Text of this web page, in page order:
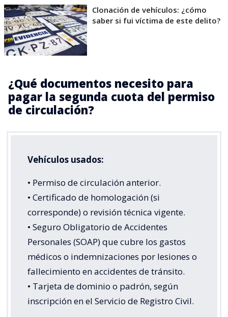
Clonación de vehículos: ¿cómo
saber si fui víctima de este delito?
¿Qué documentos necesito para
pagar la segunda cuota del permiso
de circulación?
Vehículos usados:
• Permiso de circulación anterior.
• Certificado de homologación (si
corresponde) o revisión técnica vigente.
• Seguro Obligatorio de Accidentes
Personales (SOAP) que cubre los gastos
médicos o indemnizaciones por lesiones o
fallecimiento en accidentes de tránsito.
• Tarjeta de dominio o padrón, según
inscripción en el Servicio de Registro Civil.